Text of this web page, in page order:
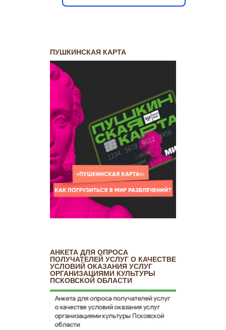
ПУШКИНСКАЯ КАРТА
АНКЕТА ДЛЯ ОПРОСА
ПОЛУЧАТЕЛЕЙ УСЛУГ О КАЧЕСТВЕ
УСЛОВИЙ ОКАЗАНИЯ УСЛУГ
ОРГАНИЗАЦИЯМИ КУЛЬТУРЫ
ПСКОВСКОЙ ОБЛАСТИ